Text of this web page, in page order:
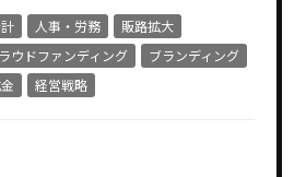
人事・労務
販路拡大
ウドファンディング
ブランディング
経営戦略